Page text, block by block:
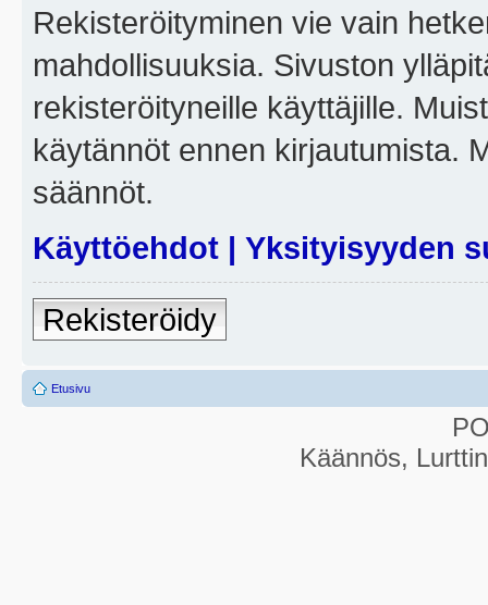
Rekisteröityminen vie vain
mahdollisuuksia. Sivuston
rekisteröityneille käyttäjille.
käytännöt ennen kirjautumista.
säännöt.
Käyttöehdot | Yksityisyyden
Rekisteröidy
Etusivu
Käännös,